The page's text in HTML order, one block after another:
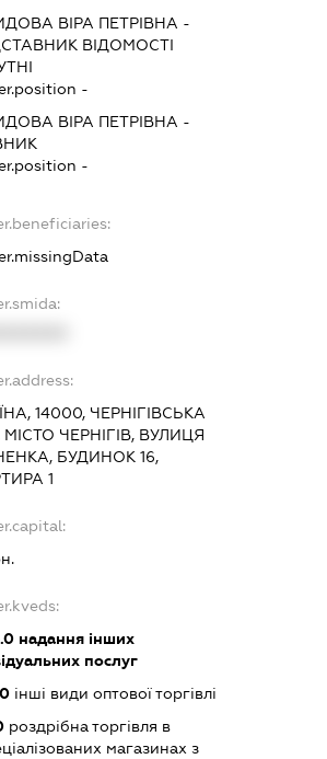
ВІРА ПЕТРІВНА -
ВІДОМОСТІ
-
ВІРА ПЕТРІВНА -
-
14000, ЧЕРНІГІВСЬКА
ЧЕРНІГІВ, ВУЛИЦЯ
БУДИНОК 16,
1
надання інших
послуг
інші види оптової торгівлі
роздрібна торгівля в
магазинах з